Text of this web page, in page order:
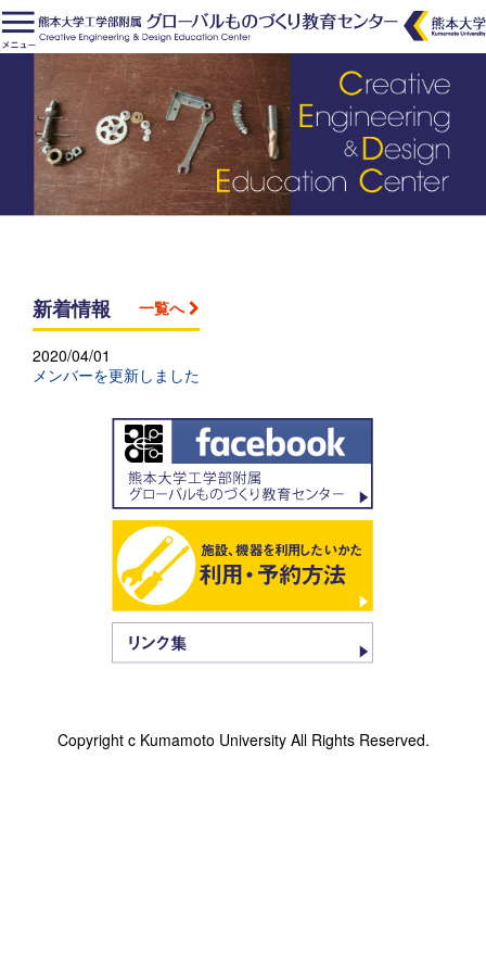
新着情報 一覧へ
2020/04/01
メンバーを更新しました
Copyright c Kumamoto University All Rights Reserved.